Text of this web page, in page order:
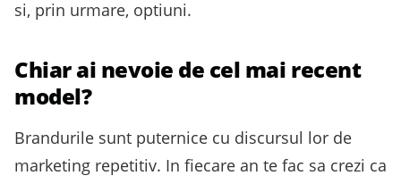
si, prin urmare, optiuni.
Chiar ai nevoie de cel mai recent
model?
Brandurile sunt puternice cu discursul lor de
marketing repetitiv. In fiecare an te fac sa crezi ca